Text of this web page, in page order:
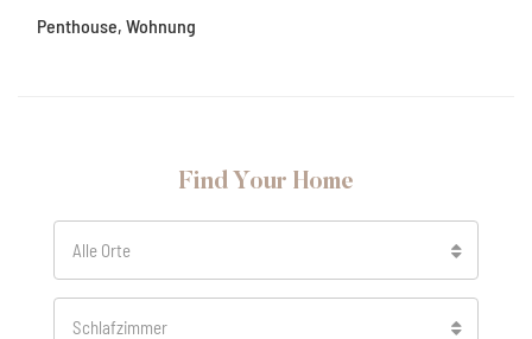
Penthouse, Wohnung
Find Your Home
Alle Orte
Schlafzimmer